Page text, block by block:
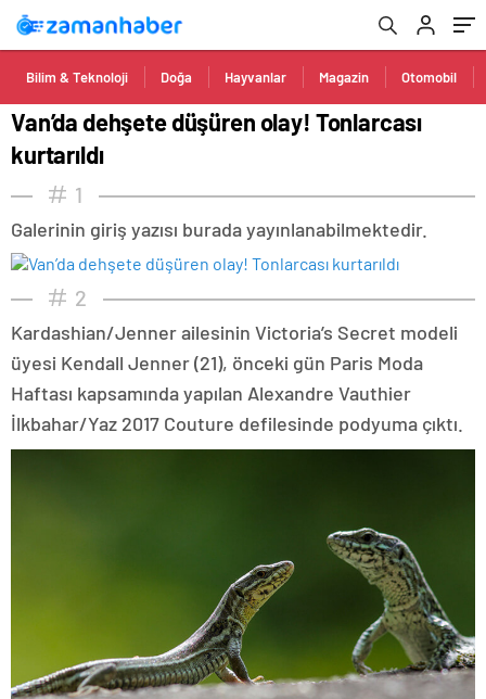
Bilim & Teknoloji Doğa Hayvanlar Magazin Otomobil
Van’da dehşete düşüren olay! Tonlarcası
kurtarıldı
1
Galerinin giriş yazısı burada yayınlanabilmektedir.
2
Kardashian/Jenner ailesinin Victoria’s Secret modeli
üyesi Kendall Jenner (21), önceki gün Paris Moda
Haftası kapsamında yapılan Alexandre Vauthier
İlkbahar/Yaz 2017 Couture defilesinde podyuma çıktı.